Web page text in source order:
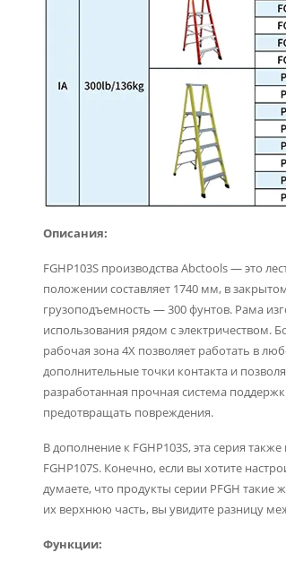
Описания:
FGHP103S производства Abctools — это
положении составляет 1740 мм, в
грузоподъемность — 300 фунтов. Рама
использования рядом с электричеством.
рабочая зона 4X позволяет работать в
дополнительные точки контакта и
разработанная прочная система
предотвращать повреждения.
В дополнение к FGHP103S, эта серия
FGHP107S. Конечно, если вы хотите
думаете, что продукты серии PFGH
их верхнюю часть, вы увидите разницу
Функции: